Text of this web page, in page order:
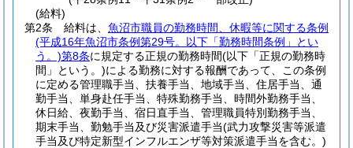
(給料)
第2条
給料は、 魚沼市職員の勤務時間、休暇等に関する条例
(平成16年魚沼市条例第29号。以下「勤務時間条例」とい
う。)第8条に規定する正規の勤務時間(以下「正規の勤務時
間」という。)による勤務に対する報酬であって、この条例
に定める管理職手当、扶養手当、地域手当、住居手当、通
勤手当、単身赴任手当、特殊勤務手当、時間外勤務手当、
休日給、夜勤手当、宿日直手当、管理職員特別勤務手当、
期末手当、勤勉手当及び災害派遣手当(武力攻撃災害等派遣
手当及び特定新型インフルエンザ等対策派遣手当を含む。)